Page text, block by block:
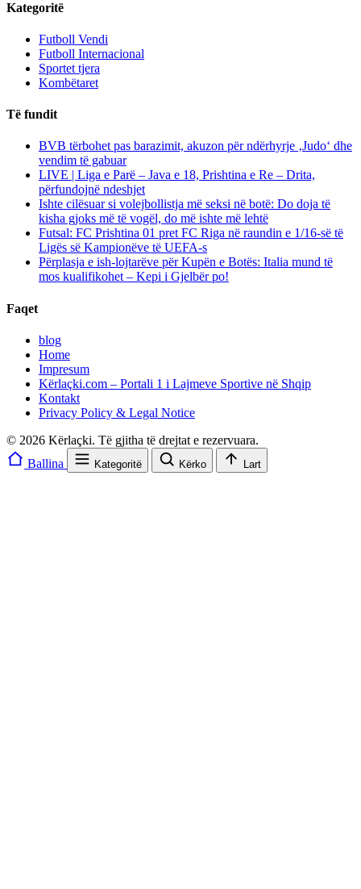
Kategoritë
Futboll Vendi
Futboll Internacional
Sportet tjera
Kombëtaret
Të fundit
BVB tërbohet pas barazimit, akuzon për ndërhyrje ‚Judo‘ dhe
vendim të gabuar
LIVE | Liga e Parë – Java e 18, Prishtina e Re – Drita,
përfundojnë ndeshjet
Ishte cilësuar si volejbollistja më seksi në botë: Do doja të
kisha gjoks më të vogël, do më ishte më lehtë
Futsal: FC Prishtina 01 pret FC Riga në raundin e 1/16-së të
Ligës së Kampionëve të UEFA-s
Përplasja e ish-lojtarëve për Kupën e Botës: Italia mund të
mos kualifikohet – Kepi i Gjelbër po!
Faqet
blog
Home
Impresum
Kërlaçki.com – Portali 1 i Lajmeve Sportive në Shqip
Kontakt
Privacy Policy & Legal Notice
© 2026 Kërlaçki. Të gjitha të drejtat e rezervuara.
Ballina
Kategoritë Kërko Lart